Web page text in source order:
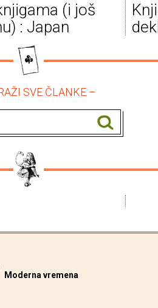
(i još
: Japan
SVE ČLANKE –
Moderna vremena